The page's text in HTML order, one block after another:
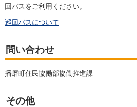
回バスをご利用ください。
巡回バスについて
問い合わせ
播磨町住民協働部協働推進課
その他